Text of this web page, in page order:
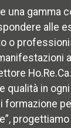
una gamma
alle
o
qualità in
formazione